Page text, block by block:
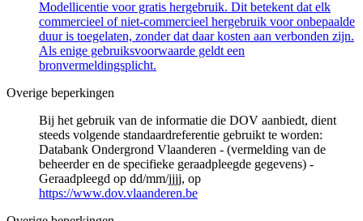
Modellicentie voor gratis hergebruik. Dit betekent dat elk
commercieel of niet-commercieel hergebruik voor onbepaalde
duur is toegelaten, zonder dat daar kosten aan verbonden zijn.
Als enige gebruiksvoorwaarde geldt een
bronvermeldingsplicht.
Overige beperkingen
Bij het gebruik van de informatie die DOV aanbiedt, dient
steeds volgende standaardreferentie gebruikt te worden:
Databank Ondergrond Vlaanderen - (vermelding van de
beheerder en de specifieke geraadpleegde gegevens) -
Geraadpleegd op dd/mm/jjjj, op
https://www.dov.vlaanderen.be